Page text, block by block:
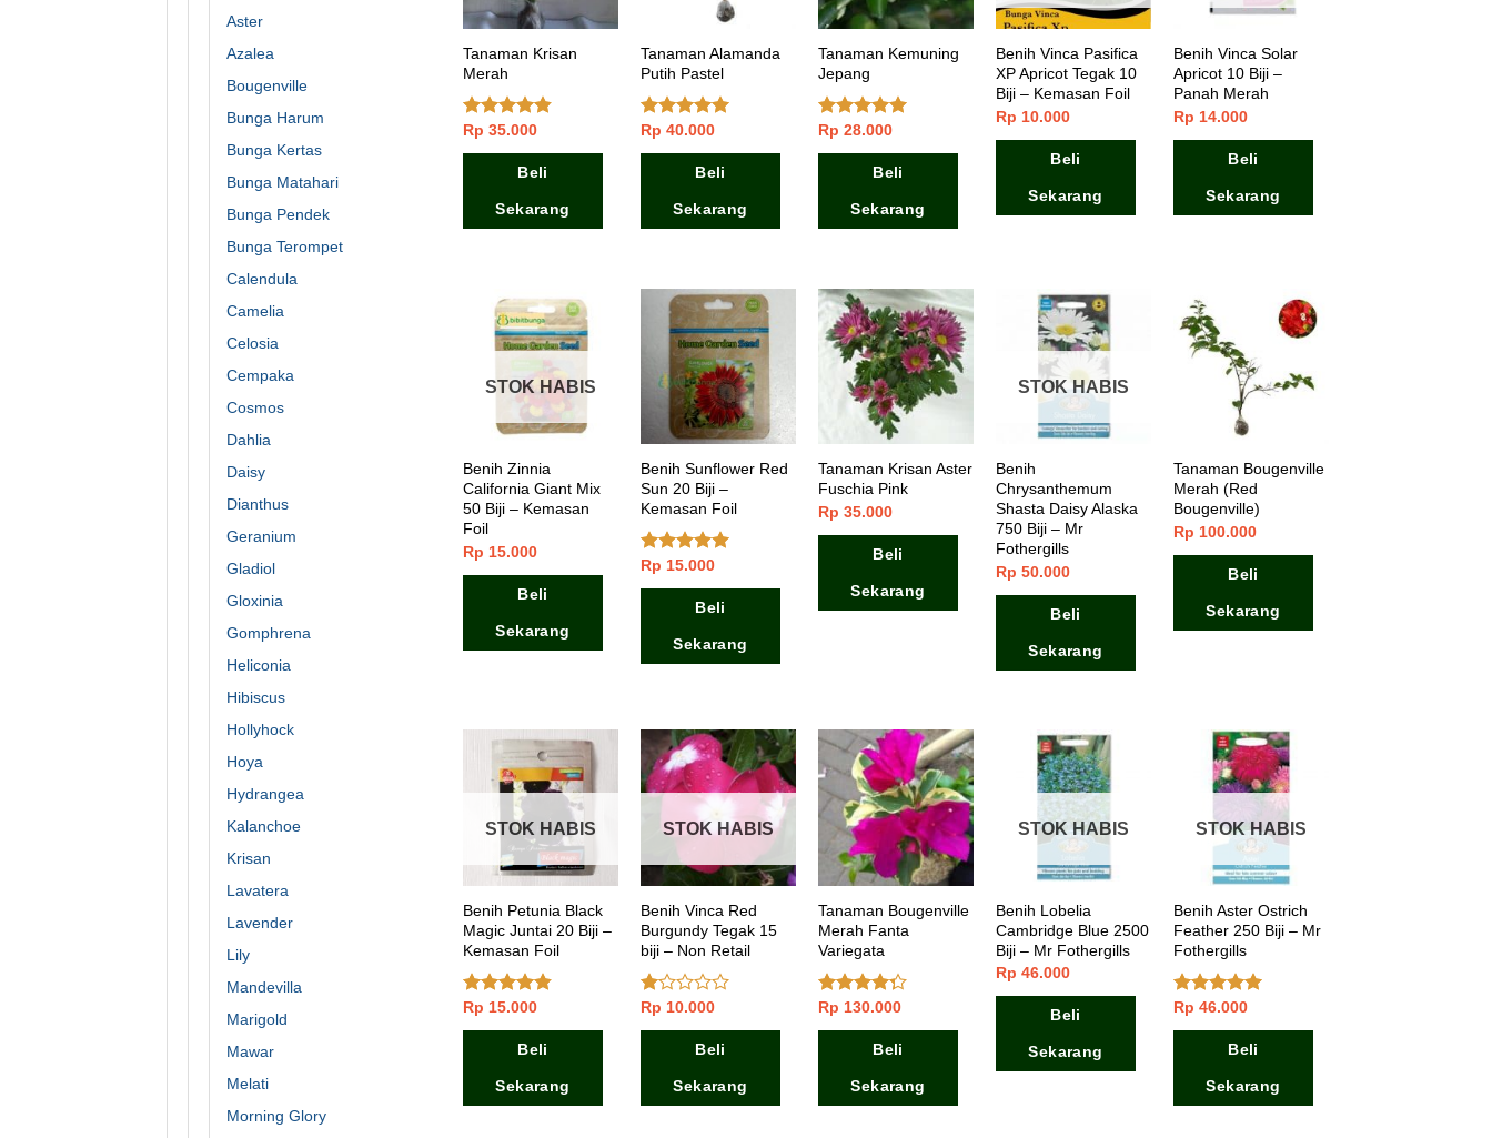
Aster
Azalea
Bougenville
Bunga Harum
Bunga Kertas
Bunga Matahari
Bunga Pendek
Bunga Terompet
Calendula
Camelia
Celosia
Cempaka
Cosmos
Dahlia
Daisy
Dianthus
Geranium
Gladiol
Gloxinia
Gomphrena
Heliconia
Hibiscus
Hollyhock
Hoya
Hydrangea
Kalanchoe
Krisan
Lavatera
Lavender
Lily
Mandevilla
Marigold
Mawar
Melati
Morning Glory
Tanaman Krisan
Merah
Dinilai
4.50dari 5
Rp 35.000
Beli
Sekarang
Tanaman Alamanda
Putih Pastel
Dinilai5.00
dari 5
Rp 40.000
Beli
Sekarang
Tanaman Kemuning
Jepang
Dinilai5.00
dari 5
Rp 28.000
Beli
Sekarang
Benih Vinca Pasifica
XP Apricot Tegak 10
Biji – Kemasan Foil
Rp 10.000
Beli
Sekarang
Benih Vinca Solar
Apricot 10 Biji –
Panah Merah
Rp 14.000
Beli
Sekarang
STOK HABIS
Benih Zinnia
California Giant Mix
50 Biji – Kemasan
Foil
Rp 15.000
Beli
Sekarang
Benih Sunflower Red
Sun 20 Biji –
Kemasan Foil
Dinilai5.00
dari 5
Rp 15.000
Beli
Sekarang
Tanaman Krisan Aster
Fuschia Pink
Rp 35.000
Beli
Sekarang
STOK HABIS
Benih
Chrysanthemum
Shasta Daisy Alaska
750 Biji – Mr
Fothergills
Rp 50.000
Beli
Sekarang
Tanaman Bougenville
Merah (Red
Bougenville)
Rp 100.000
Beli
Sekarang
STOK HABIS
Benih Petunia Black
Magic Juntai 20 Biji –
Kemasan Foil
Dinilai
Rp 15.000
Beli
Sekarang
STOK HABIS
Benih Vinca Red
Burgundy Tegak 15
biji – Non Retail
Dinilai
Rp 10.000
Beli
Sekarang
Tanaman Bougenville
Merah Fanta
Variegata
Dinilai
Rp 130.000
Beli
Sekarang
STOK HABIS
Benih Lobelia
Cambridge Blue 2500
Biji – Mr Fothergills
Rp 46.000
Beli
Sekarang
STOK HABIS
Benih Aster Ostrich
Feather 250 Biji – Mr
Fothergills
Dinilai5.00
Rp 46.000
Beli
Sekarang